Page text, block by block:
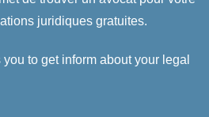
juridiques gratuites.
to get inform about your legal